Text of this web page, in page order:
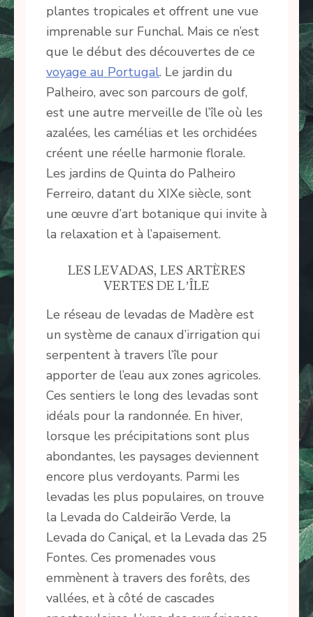
plantes tropicales et offrent une vue
imprenable sur Funchal. Mais ce n’est
que le début des découvertes de ce
voyage au Portugal. Le jardin du
Palheiro, avec son parcours de golf,
est une autre merveille de l’île où les
azalées, les camélias et les orchidées
créent une réelle harmonie florale.
Les jardins de Quinta do Palheiro
Ferreiro, datant du XIXe siècle, sont
une œuvre d’art botanique qui invite à
la relaxation et à l’apaisement.
LES LEVADAS, LES ARTÈRES
VERTES DE L’ÎLE
Le réseau de levadas de Madère est
un système de canaux d’irrigation qui
serpentent à travers l’île pour
apporter de l’eau aux zones agricoles.
Ces sentiers le long des levadas sont
idéals pour la randonnée. En hiver,
lorsque les précipitations sont plus
abondantes, les paysages deviennent
encore plus verdoyants. Parmi les
levadas les plus populaires, on trouve
la Levada do Caldeirão Verde, la
Levada do Caniçal, et la Levada das 25
Fontes. Ces promenades vous
emmènent à travers des forêts, des
vallées, et à côté de cascades